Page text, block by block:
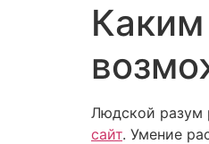
Людской разум
сайт. Умение